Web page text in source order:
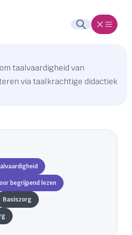
taalvaardigheid van
via taalkrachtige didactiek
begrijpend lezen
Basiszorg